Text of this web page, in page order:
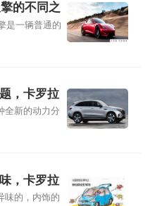
的不同之
是一辆普通的
，卡罗拉
全新的动力分
，卡罗拉
味的，内饰的